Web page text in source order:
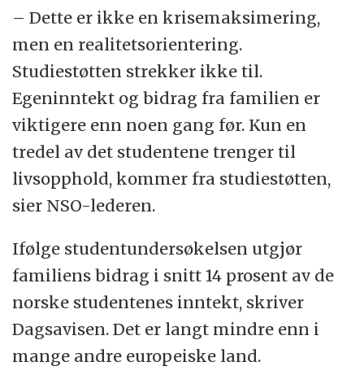
– Dette er ikke en krisemaksimering,
men en realitetsorientering.
Studiestøtten strekker ikke til.
Egeninntekt og bidrag fra familien er
viktigere enn noen gang før. Kun en
tredel av det studentene trenger til
livsopphold, kommer fra studiestøtten,
sier NSO-lederen.
Ifølge studentundersøkelsen utgjør
familiens bidrag i snitt 14 prosent av de
norske studentenes inntekt, skriver
Dagsavisen. Det er langt mindre enn i
mange andre europeiske land.